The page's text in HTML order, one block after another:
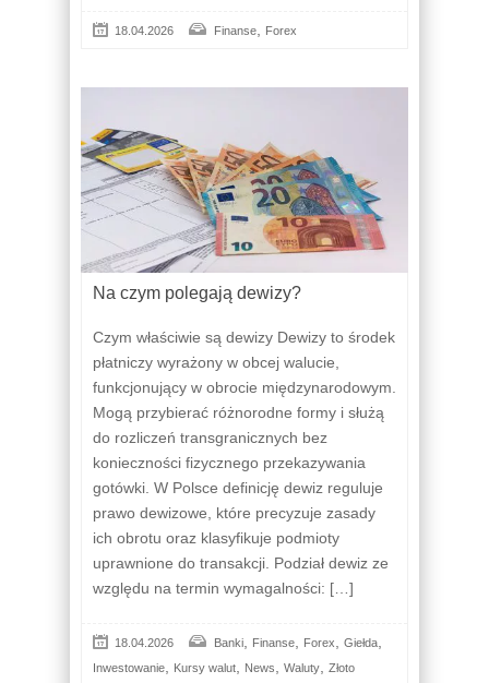
18.04.2026 Finanse, Forex
Na czym polegają dewizy?
Czym właściwie są dewizy Dewizy to środek
płatniczy wyrażony w obcej walucie,
funkcjonujący w obrocie międzynarodowym.
Mogą przybierać różnorodne formy i służą
do rozliczeń transgranicznych bez
konieczności fizycznego przekazywania
gotówki. W Polsce definicję dewiz reguluje
prawo dewizowe, które precyzuje zasady
ich obrotu oraz klasyfikuje podmioty
uprawnione do transakcji. Podział dewiz ze
względu na termin wymagalności: […]
18.04.2026 Banki, Finanse, Forex, Giełda,
Inwestowanie, Kursy walut, News, Waluty, Złoto